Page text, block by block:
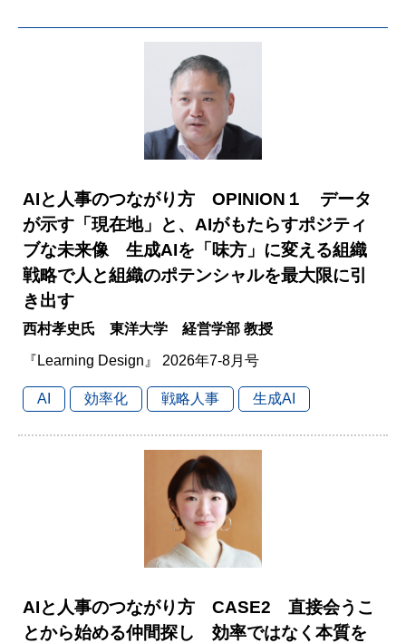
AIと人事のつながり方 OPINION１ データ
が示す「現在地」と、AIがもたらすポジティ
ブな未来像 生成AIを「味方」に変える組織
戦略で人と組織のポテンシャルを最大限に引
き出す
西村孝史氏 東洋大学 経営学部 教授
『Learning Design』 2026年7-8月号
AI 効率化 戦略人事 生成AI
AIと人事のつながり方 CASE2 直接会うこ
とから始める仲間探し 効率ではなく本質を